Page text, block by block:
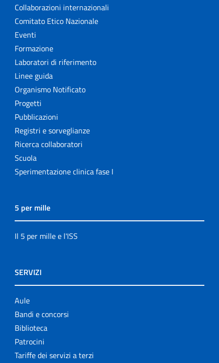
Collaborazioni internazionali
Comitato Etico Nazionale
Eventi
Formazione
Laboratori di riferimento
Linee guida
Organismo Notificato
Progetti
Pubblicazioni
Registri e sorveglianze
Ricerca collaboratori
Scuola
Sperimentazione clinica fase I
5 per mille
Il 5 per mille e l'ISS
SERVIZI
Aule
Bandi e concorsi
Biblioteca
Patrocini
Tariffe dei servizi a terzi